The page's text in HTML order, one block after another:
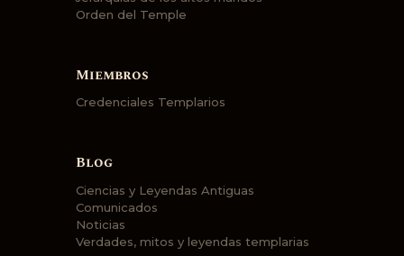
Orden del Temple
Miembros
Credenciales Templarios
Blog
Ciencias y Leyendas Antiguas
Comunicados
Noticias
Verdades, mitos y leyendas templarias